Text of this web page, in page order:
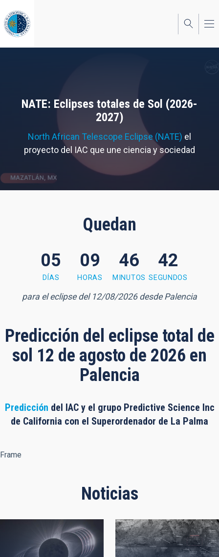
al
contenido
principal
NATE: Eclipses totales de Sol (2026-
2027)
North African Telescope Eclipse (NATE) el
proyecto del IAC que une ciencia y sociedad
Quedan
41 seconds
05
DÍAS
09
HORAS
46
MINUTOS
41
SEGUNDOS
para el eclipse del 12/08/2026 desde Palencia
Predicción del eclipse total de
sol 12 de agosto de 2026 en
Palencia
Predicción del IAC y el grupo Predictive Science Inc
de California con el Superordenador de La Palma
Frame
Noticias